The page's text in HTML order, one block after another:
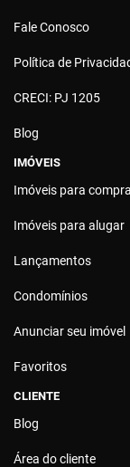
Fale Conosco
Política de
CRECI: PJ 1205
Blog
IMÓVEIS
Imóveis para
Imóveis para alugar
Lançamentos
Condomínios
Anunciar seu imóvel
Favoritos
CLIENTE
Blog
Área do cliente